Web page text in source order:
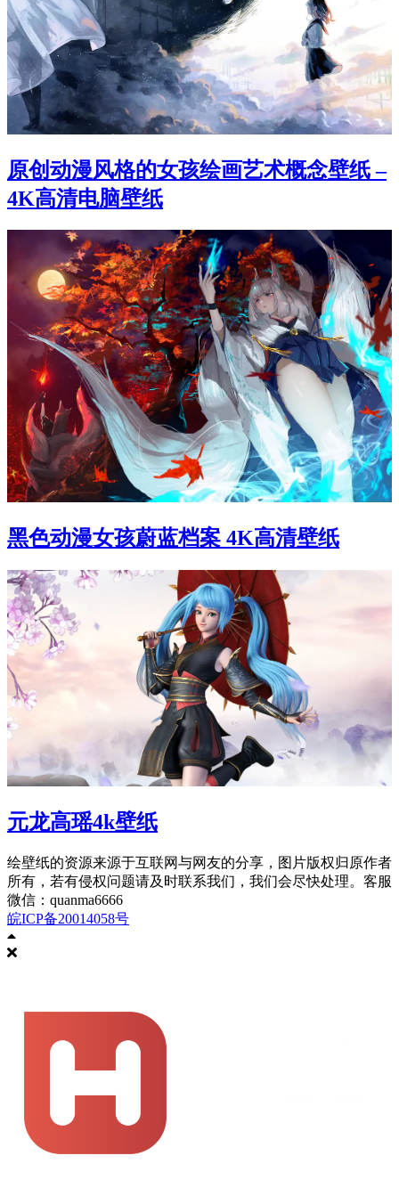
原创动漫风格的女孩绘画艺术概念壁纸 –
4K高清电脑壁纸
黑色动漫女孩蔚蓝档案 4K高清壁纸
元龙高瑶4k壁纸
绘壁纸的资源来源于互联网与网友的分享，图片版权归原作者
所有，若有侵权问题请及时联系我们，我们会尽快处理。客服
微信：quanma6666
皖ICP备20014058号